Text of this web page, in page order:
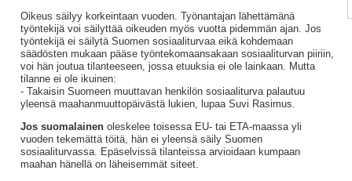
Oikeus säilyy korkeintaan vuoden. Työnantajan lähettämänä
työntekijä voi säilyttää oikeuden myös vuotta pidemmän ajan. Jos
työntekijä ei säilytä Suomen sosiaaliturvaa eikä kohdemaan
säädösten mukaan pääse työntekomaansakaan sosiaaliturvan piiriin,
voi hän joutua tilanteeseen, jossa etuuksia ei ole lainkaan. Mutta
tilanne ei ole ikuinen:
- Takaisin Suomeen muuttavan henkilön sosiaaliturva palautuu
yleensä maahanmuuttopäivästä lukien, lupaa Suvi Rasimus.
Jos suomalainenoleskelee toisessa EU- tai ETA-maassa yli
vuoden tekemättä töitä, hän ei yleensä säily Suomen
sosiaaliturvassa. Epäselvissä tilanteissa arvioidaan kumpaan
maahan hänellä on läheisemmät siteet.